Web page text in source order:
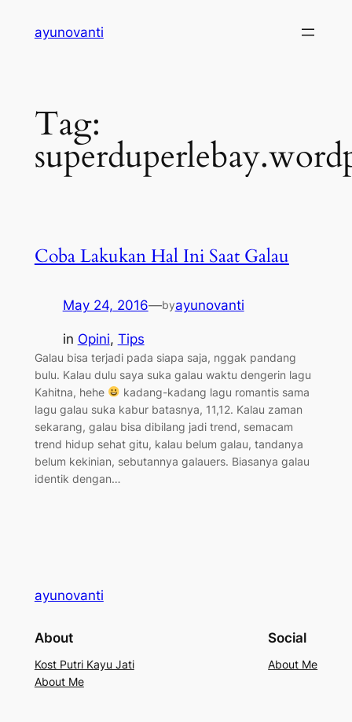
ayunovanti
Tag:
Coba Lakukan Hal Ini Saat Galau
May 24, 2016—byayunovanti
in Opini, Tips
Galau bisa terjadi pada siapa saja, nggak pandang
bulu. Kalau dulu saya suka galau waktu dengerin lagu
Kahitna, hehe
kadang-kadang lagu romantis sama
lagu galau suka kabur batasnya, 11,12. Kalau zaman
sekarang, galau bisa dibilang jadi trend, semacam
trend hidup sehat gitu, kalau belum galau, tandanya
belum kekinian, sebutannya galauers. Biasanya galau
identik dengan…
ayunovanti
About
Kost Putri Kayu Jati
About Me
Social
About Me